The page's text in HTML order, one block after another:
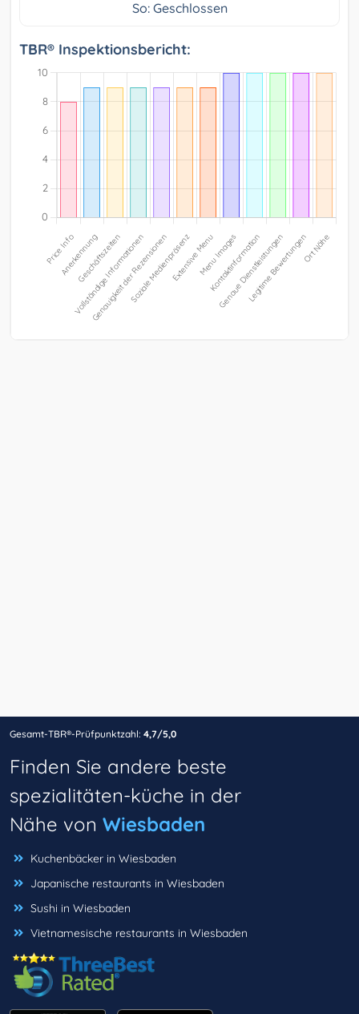
So: Geschlossen
TBR® Inspektionsbericht:
Gesamt-TBR®-Prüfpunktzahl: 4,7/5,0
Finden Sie andere beste
spezialitäten-küche in der
Nähe von Wiesbaden
Kuchenbäcker in Wiesbaden
Japanische restaurants in Wiesbaden
Sushi in Wiesbaden
Vietnamesische restaurants in Wiesbaden